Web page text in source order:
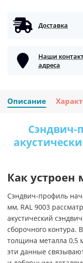
Доставка
Наши
адреса
Описание
Сэндвич-
Как устроен
Сэндвич-профиль
мм, RAL 9003
акустический
сборочного контура.
толщина металла 0,5
эти данные